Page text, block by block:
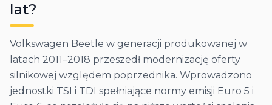
lat?
Volkswagen Beetle w generacji produkowanej w
latach 2011–2018 przeszedł modernizację oferty
silnikowej względem poprzednika. Wprowadzono
jednostki TSI i TDI spełniające normy emisji Euro 5 i